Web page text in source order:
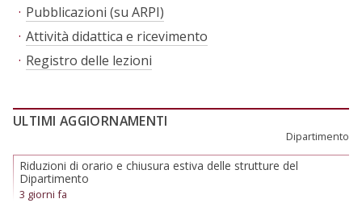
Pubblicazioni (su ARPI)
Attività didattica e ricevimento
Registro delle lezioni
ULTIMI AGGIORNAMENTI
Dipartimento
Riduzioni di orario e chiusura estiva delle strutture del
Dipartimento
3 giorni fa